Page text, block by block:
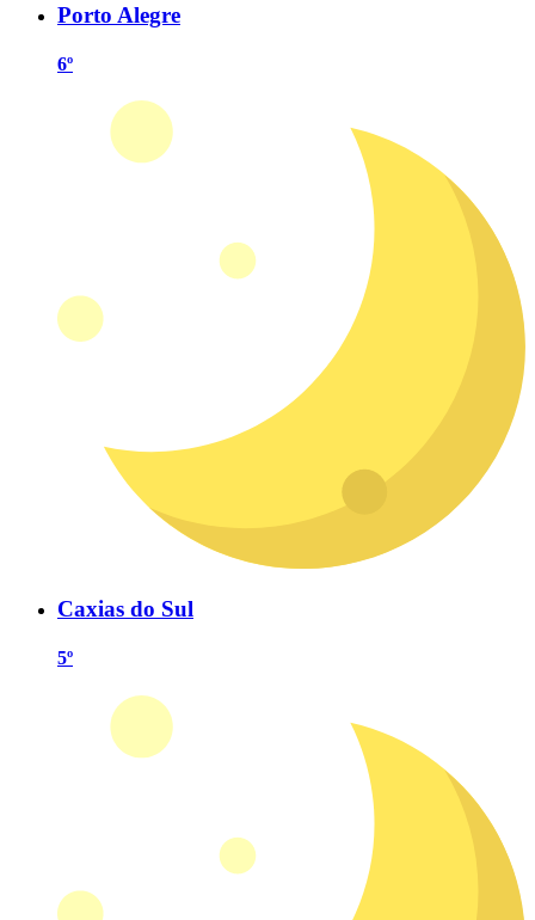
Porto Alegre
6º
Caxias do Sul
5º